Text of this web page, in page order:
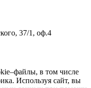
37/1, оф.4
в том числе
Используя сайт, вы